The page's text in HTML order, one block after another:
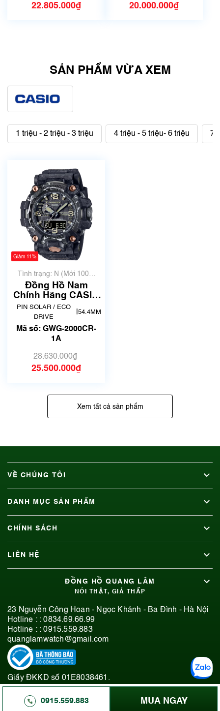
22.805.000₫ 20.000.000₫
SẢN PHẨM VỪA XEM
1 triệu - 2 triệu - 3 triệu 4 triệu - 5 triệu- 6 triệu 7
Giảm 11%
Tình trạng: N (Mới 100%
chưa qua sử dụng)
Đồng Hồ Nam
Chính Hãng CASIO
G-SHOCK GWG-
2000CR-1A | New
Fullbox
PIN SOLAR / ECO
DRIVE
54.4MM
Mã số: GWG-2000CR-
1A
28.630.000₫
25.500.000₫
Xem tất cả sản phẩm
0915.559.883 MUA NGAY
VỀ CHÚNG TÔI
DANH MỤC SẢN PHẨM
CHÍNH SÁCH
LIÊN HỆ
ĐỒNG HỒ QUANG LÂM
NÓI THẬT, GIÁ THẤP
23 Nguyễn Công Hoan - Ngọc Khánh - Ba Đình - Hà Nội
Hotline : :0834.69.66.99
Hotline : :0915.559.883
quanglamwatch@gmail.com
Giấy ĐKKD số 01E8038461.
© 2019-2026 Bản quyền thuộc Đồng Hồ Quang Lâm.